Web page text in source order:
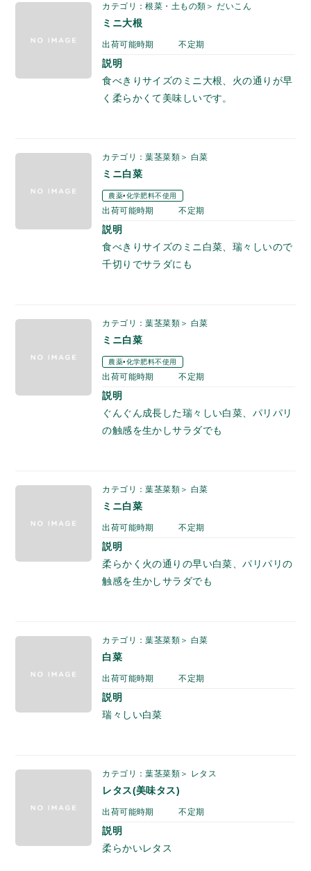
カテゴリ：根菜・土もの類＞ だいこん
ミニ大根
出荷可能時期 不定期
説明
食べきりサイズのミニ大根、火の通りが早
く柔らかくて美味しいです。
カテゴリ：葉茎菜類＞ 白菜
ミニ白菜
農薬•化学肥料不使用
出荷可能時期 不定期
説明
食べきりサイズのミニ白菜、瑞々しいので
千切りでサラダにも
カテゴリ：葉茎菜類＞ 白菜
ミニ白菜
農薬•化学肥料不使用
出荷可能時期 不定期
説明
ぐんぐん成長した瑞々しい白菜、パリパリ
の触感を生かしサラダでも
カテゴリ：葉茎菜類＞ 白菜
ミニ白菜
出荷可能時期 不定期
説明
柔らかく火の通りの早い白菜、パリパリの
触感を生かしサラダでも
カテゴリ：葉茎菜類＞ 白菜
白菜
出荷可能時期 不定期
説明
瑞々しい白菜
カテゴリ：葉茎菜類＞ レタス
レタス(美味タス)
出荷可能時期 不定期
説明
柔らかいレタス